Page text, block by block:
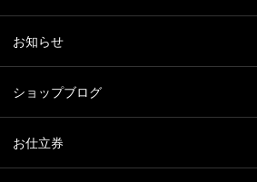
お知らせ
ショップブログ
お仕立券